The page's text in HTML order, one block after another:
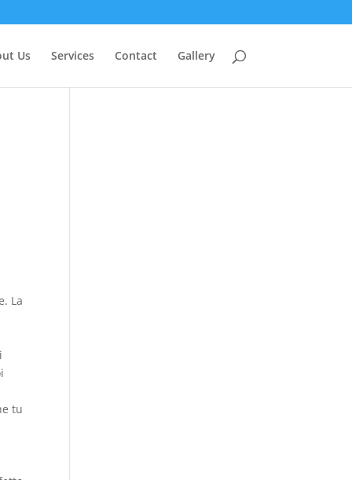
Us Services Contact Gallery
La
tu